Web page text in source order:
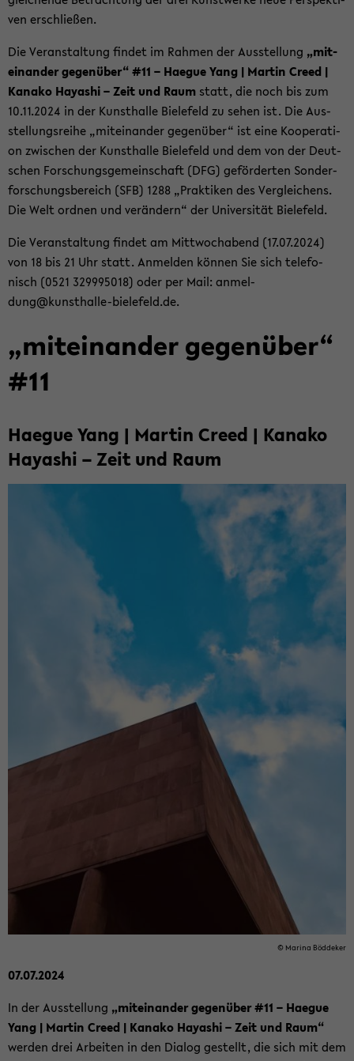
ven er­schlie­ßen.
Die Ver­an­stal­tung fin­det im Rah­men der Aus­stel­lung „mit­
ein­an­der ge­gen­über“ #11 – Ha­e­gue Yang | Mar­tin Creed |
Ka­na­ko Ha­ya­shi – Zeit und Raum statt, die noch bis zum
10.11.2024 in der Kunst­hal­le Bie­le­feld zu sehen ist. Die Aus­
stel­lungs­rei­he „mit­ein­an­der ge­gen­über“ ist eine Ko­ope­ra­ti­
on zwi­schen der Kunst­hal­le Bie­le­feld und dem von der Deut­
schen For­schungs­ge­mein­schaft (DFG) ge­för­der­ten Son­der­
for­schungs­be­reich (SFB) 1288 „Prak­ti­ken des Ver­glei­chens.
Die Welt ord­nen und ver­än­dern“ der Uni­ver­si­tät Bie­le­feld.
Die Ver­an­stal­tung fin­det am Mitt­woch­abend (17.07.2024)
von 18 bis 21 Uhr statt. An­mel­den kön­nen Sie sich te­le­fo­
nisch (0521 329995018) oder per Mail: an­mel­
dung@kunsthalle-​bielefeld.de.
„mit­ein­an­der ge­gen­über“
#11
Ha­e­gue Yang | Mar­tin Creed | Ka­na­ko
Ha­ya­shi – Zeit und Raum
© Ma­ri­na Böd­de­ker
07.07.2024
In der Aus­stel­lung „mit­ein­an­der ge­gen­über #11 – Ha­e­gue
Yang | Mar­tin Creed | Ka­na­ko Ha­ya­shi – Zeit und Raum“
wer­den drei Ar­bei­ten in den Dia­log ge­stellt, die sich mit dem